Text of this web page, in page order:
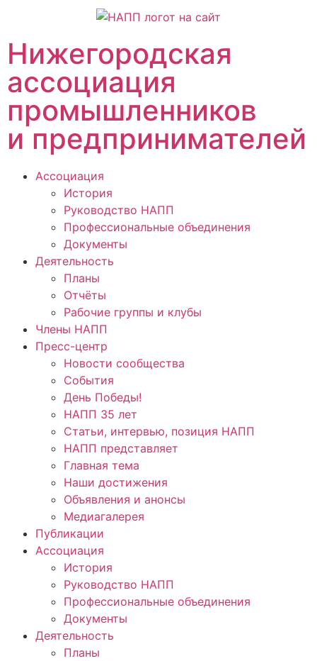
Нижегородская
ассоциация
промышленников
и предпринимателей
Ассоциация
История
Руководство НАПП
Профессиональные объединения
Документы
Деятельность
Планы
Отчёты
Рабочие группы и клубы
Члены НАПП
Пресс-центр
Новости сообщества
События
День Победы!
НАПП 35 лет
Статьи, интервью, позиция НАПП
НАПП представляет
Главная тема
Наши достижения
Объявления и анонсы
Медиагалерея
Публикации
Ассоциация
История
Руководство НАПП
Профессиональные объединения
Документы
Деятельность
Планы